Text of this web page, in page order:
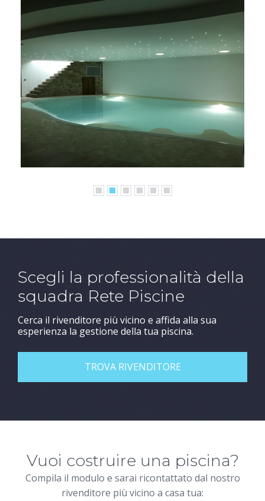
Scegli la professionalità della
squadra Rete Piscine
Cerca il rivenditore più vicino e affida alla sua
esperienza la gestione della tua piscina.
TROVA RIVENDITORE
Vuoi costruire una piscina?
Compila il modulo e sarai ricontattato dal nostro
rivenditore più vicino a casa tua: